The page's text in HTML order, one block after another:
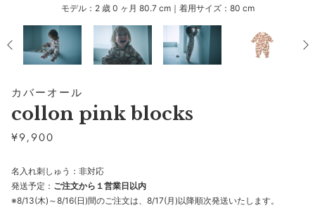
モデル：2 歳 0 ヶ月 80.7 cm｜着用サイズ：80 cm
カバーオール
collon pink blocks
¥9,900
名入れ刺しゅう：非対応
発送予定： ご注文から１営業日以内
※8/13(木)～8/16(日)間のご注文は、8/17(月)以降順次発送いたします。